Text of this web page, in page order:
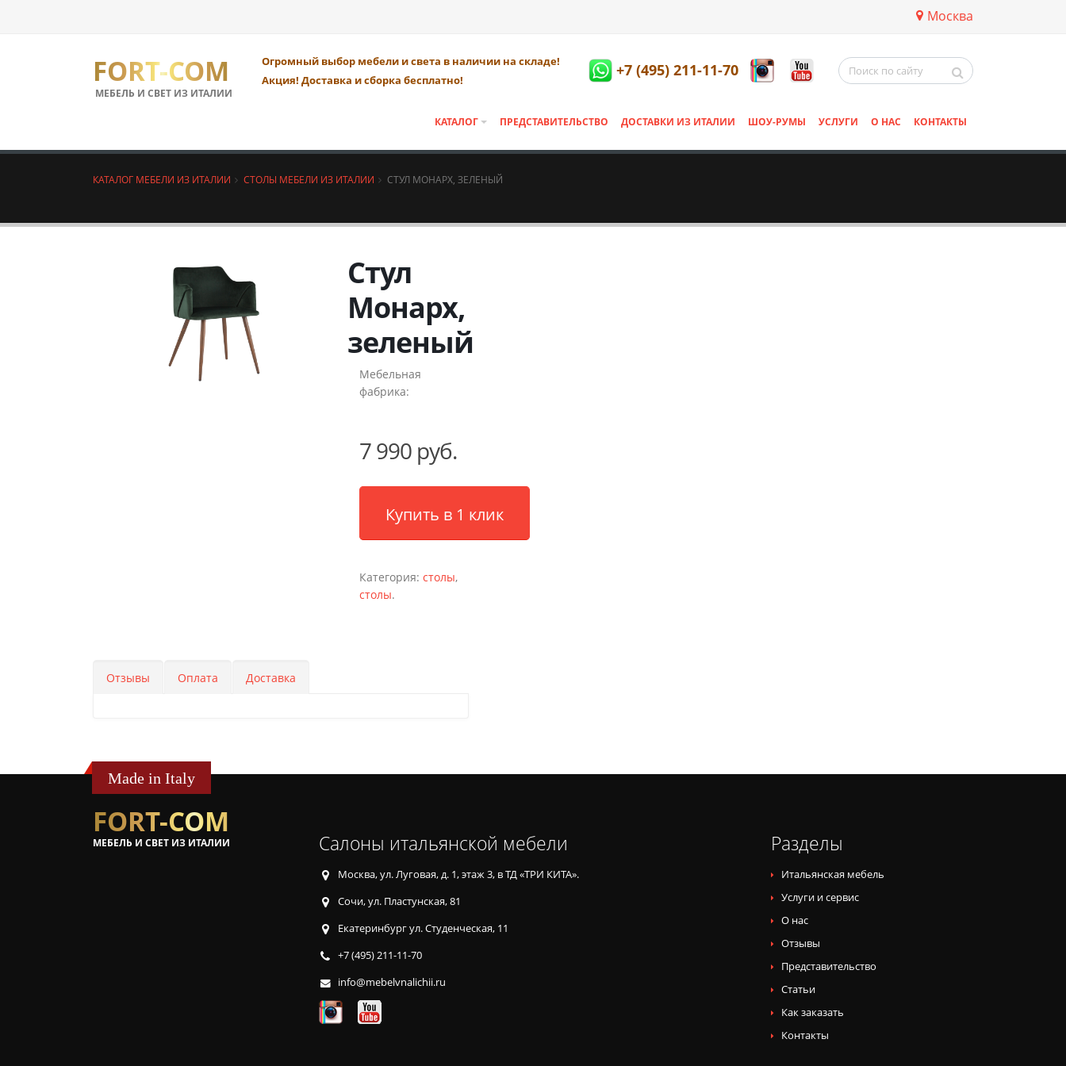
Москва
FORT-COM
МЕБЕЛЬ И СВЕТ ИЗ ИТАЛИИ
Огромный выбор мебели и света в наличии на складе!
Акция! Доставка и сборка бесплатно!
+7 (495) 211-11-70
КАТАЛОГ ПРЕДСТАВИТЕЛЬСТВО ДОСТАВКИ ИЗ ИТАЛИИ ШОУ-РУМЫ УСЛУГИ О НАС КОНТАКТЫ
КАТАЛОГ МЕБЕЛИ ИЗ ИТАЛИИ СТОЛЫ МЕБЕЛИ ИЗ ИТАЛИИ СТУЛ МОНАРХ, ЗЕЛЕНЫЙ
Стул
Монарх,
зеленый
Мебельная
фабрика:
7 990 руб.
Купить в 1 клик
Категория: столы,
столы.
Отзывы Оплата Доставка
Made in Italy
FORT-COM
МЕБЕЛЬ И СВЕТ ИЗ ИТАЛИИ Салоны итальянской мебели
Москва, ул. Луговая, д. 1, этаж 3, в ТД «ТРИ КИТА».
Сочи, ул. Пластунская, 81
Екатеринбург ул. Студенческая, 11
+7 (495) 211-11-70
info@mebelvnalichii.ru
Разделы
Итальянская мебель
Услуги и сервис
О нас
Отзывы
Представительство
Статьи
Как заказать
Контакты